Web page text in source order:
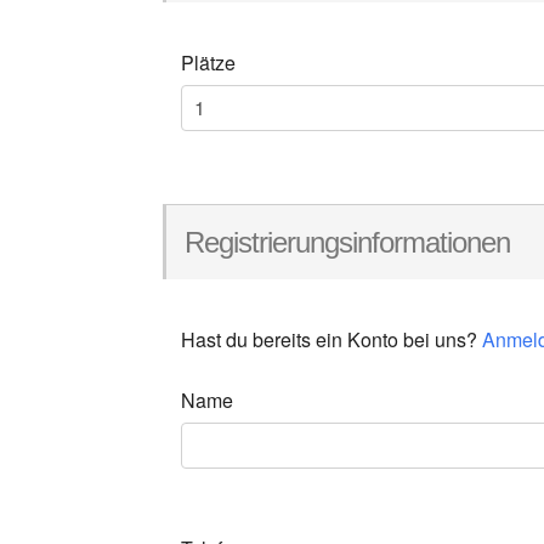
Plätze
Registrierungsinformationen
Hast du bereits ein Konto bei uns?
Name